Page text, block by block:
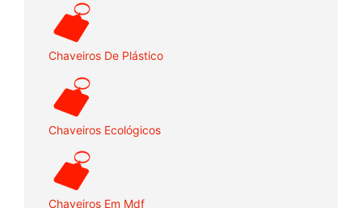
Chaveiros De Plástico
Chaveiros Ecológicos
Chaveiros Em Mdf